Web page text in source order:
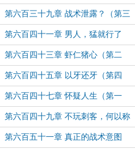
（第一更）
第六百三十九章 战术泄露？（第三
更！）
第六百四十一章 男人，猛就行了
（五更求月票）
第六百四十三章 虾仁猪心（第二
更）
第六百四十五章 以牙还牙（第四
更！）
第六百四十七章 怀疑人生（第一
更）
第六百四十九章 不玩刺客，何以称
王？（第一更）
第六百五十一章 真正的战术意图